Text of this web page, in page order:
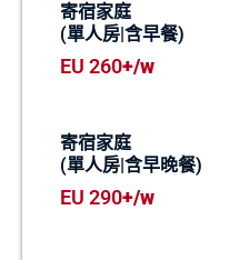
寄宿家庭
(單人房|含早餐)
EU 260+/w
寄宿家庭
(單人房|含早晚餐)
EU 290+/w